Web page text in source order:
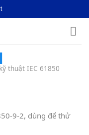
thuật IEC 61850
9-2, dùng để thử